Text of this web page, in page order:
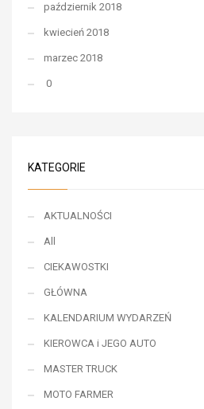
październik 2018
kwiecień 2018
marzec 2018
0
KATEGORIE
AKTUALNOŚCI
All
CIEKAWOSTKI
GŁÓWNA
KALENDARIUM WYDARZEŃ
KIEROWCA i JEGO AUTO
MASTER TRUCK
MOTO FARMER